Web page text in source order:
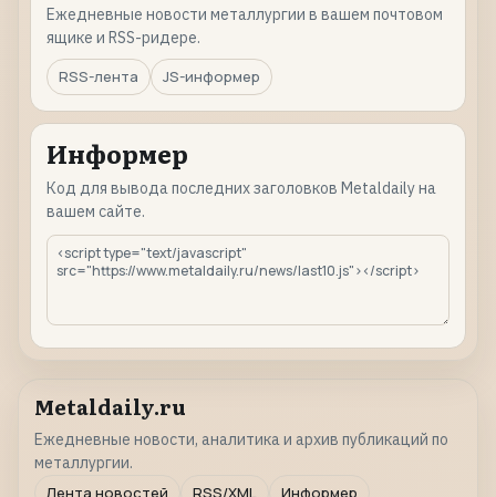
Ежедневные новости металлургии в вашем почтовом
ящике и RSS-ридере.
RSS-лента
JS-информер
Информер
Код для вывода последних заголовков Metaldaily на
вашем сайте.
Metaldaily.ru
Ежедневные новости, аналитика и архив публикаций по
металлургии.
Лента новостей
RSS/XML Информер